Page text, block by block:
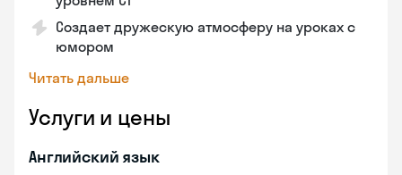
Создает дружескую атмосферу на уроках с
юмором
Читать дальше
Услуги и цены
Английский язык